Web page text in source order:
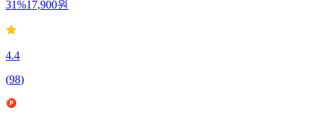
31%17,900원
4.4
(98)